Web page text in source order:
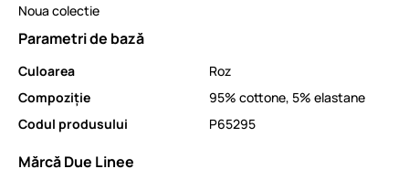
Noua colectie
Parametri de bază
Culoarea
Roz
Compoziție
95% cottone, 5% elastane
Codul produsului
P65295
Mărcă Due Linee